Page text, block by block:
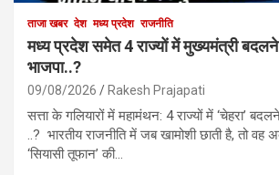
ताजा खबर देश मध्य प्रदेश राजनीति
मध्य प्रदेश समेत 4 राज्यों में मुख्यमंत्री बदलने
भाजपा..?
09/08/2026 Rakesh Prajapati
सत्ता के गलियारों में महामंथन: 4 राज्यों में ‘चेहरा’
..? भारतीय राजनीति में जब खामोशी छाती है, तो वह
‘सियासी तूफान’ की…